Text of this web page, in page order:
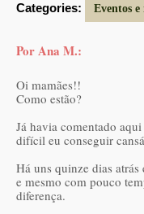
Categories: Eventos e
Por Ana M.:
Oi mamães!!
Como estão?
Já havia comentado
difícil eu conseguir
Há uns quinze dias
e mesmo com pouco
diferença.